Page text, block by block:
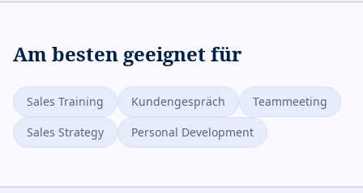
Am besten geeignet für
Sales Training Kundengespräch
Teammeeting
Sales Strategy
Personal Development